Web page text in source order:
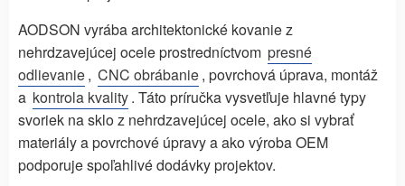
AODSON vyrába architektonické kovanie z
nehrdzavejúcej ocele prostredníctvom presné
odlievanie, CNC obrábanie, povrchová úprava, montáž
a kontrola kvality. Táto príručka vysvetľuje hlavné typy
svoriek na sklo z nehrdzavejúcej ocele, ako si vybrať
materiály a povrchové úpravy a ako výroba OEM
podporuje spoľahlivé dodávky projektov.